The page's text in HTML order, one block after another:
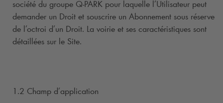
société du groupe Q-PARK pour laquelle l’Utilisateur peut
demander un Droit et souscrire un Abonnement sous réserve
de l’octroi d’un Droit. La voirie et ses caractéristiques sont
détaillées sur le Site.
1.2 Champ d’application